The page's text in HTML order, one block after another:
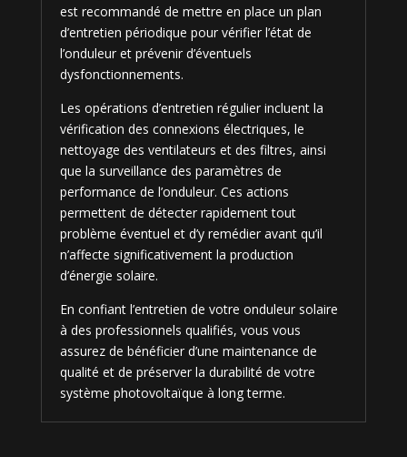
est recommandé de mettre en place un plan
d’entretien périodique pour vérifier l’état de
l’onduleur et prévenir d’éventuels
dysfonctionnements.
Les opérations d’entretien régulier incluent la
vérification des connexions électriques, le
nettoyage des ventilateurs et des filtres, ainsi
que la surveillance des paramètres de
performance de l’onduleur. Ces actions
permettent de détecter rapidement tout
problème éventuel et d’y remédier avant qu’il
n’affecte significativement la production
d’énergie solaire.
En confiant l’entretien de votre onduleur solaire
à des professionnels qualifiés, vous vous
assurez de bénéficier d’une maintenance de
qualité et de préserver la durabilité de votre
système photovoltaïque à long terme.